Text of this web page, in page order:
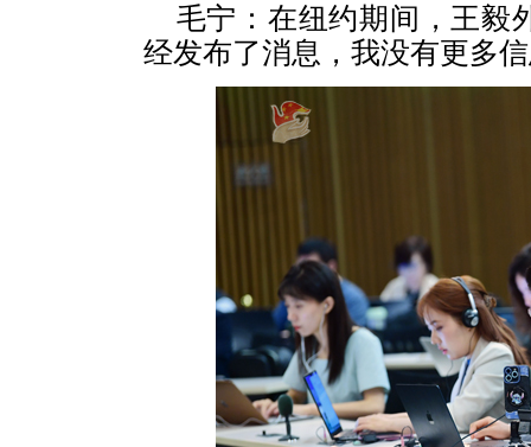
毛宁：在纽约期间，王毅
经发布了消息，我没有更多